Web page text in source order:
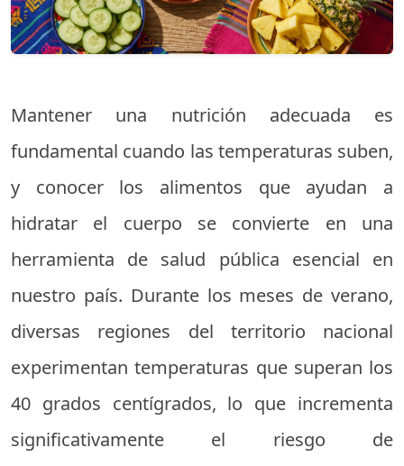
Mantener una nutrición adecuada es
fundamental cuando las temperaturas suben,
y conocer los alimentos que ayudan a
hidratar el cuerpo se convierte en una
herramienta de salud pública esencial en
nuestro país. Durante los meses de verano,
diversas regiones del territorio nacional
experimentan temperaturas que superan los
40 grados centígrados, lo que incrementa
significativamente el riesgo de